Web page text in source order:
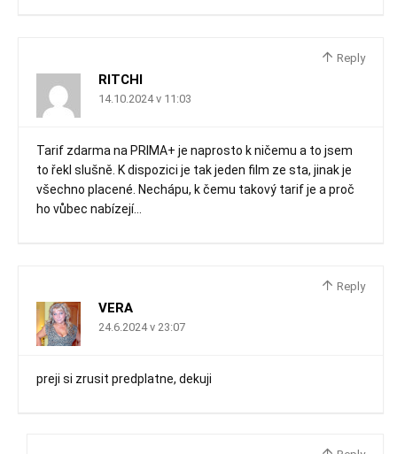
Reply
RITCHI
14.10.2024 v 11:03
Tarif zdarma na PRIMA+ je naprosto k ničemu a to jsem
to řekl slušně. K dispozici je tak jeden film ze sta, jinak je
všechno placené. Nechápu, k čemu takový tarif je a proč
ho vůbec nabízejí…
Reply
VERA
24.6.2024 v 23:07
preji si zrusit predplatne, dekuji